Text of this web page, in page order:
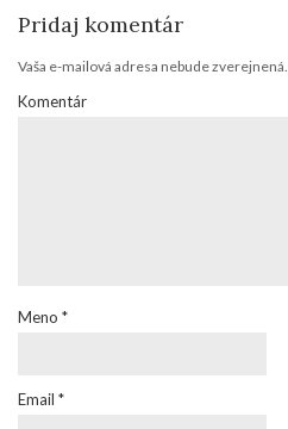
Pridaj komentár
Vaša e-mailová adresa nebude zverejnená.
Komentár
Meno *
Email *